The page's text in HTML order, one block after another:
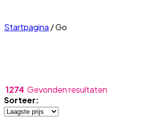
Startpagina /Go
1274 Gevonden resultaten
Sorteer: